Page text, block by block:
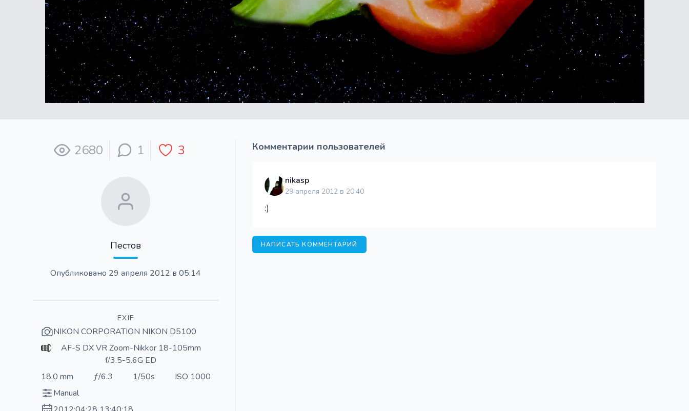
2680 1 3
Пестов
Опубликовано 29 апреля 2012 в 05:14
EXIF
NIKON CORPORATION NIKON D5100
AF-S DX VR Zoom-Nikkor 18-105mm
f/3.5-5.6G ED
18.0 mm
ƒ/6.3 1/50s
ISO 1000
Manual
Комментарии пользователей
nikasp
29 апреля 2012 в 20:40
:)
НАПИСАТЬ КОММЕНТАРИЙ